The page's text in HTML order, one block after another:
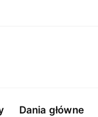
Dania główne